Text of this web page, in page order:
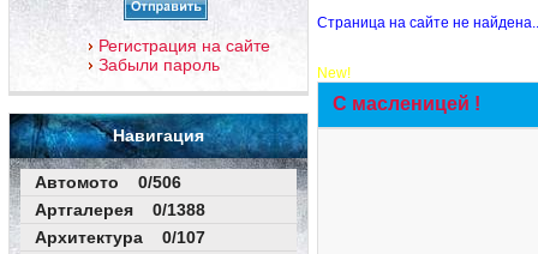
Регистрация на сайте
Забыли пароль
Навигация
Автомото 0/506
Артгалерея 0/1388
Архитектура 0/107
Страница на сайте не
New!
С масленицей !